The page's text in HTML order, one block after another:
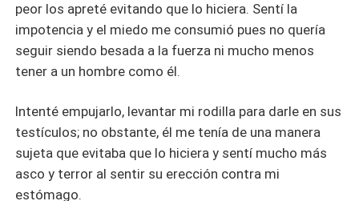
peor los apreté evitando que lo hiciera. Sentí la
impotencia y el miedo me consumió pues no quería
seguir siendo besada a la fuerza ni mucho menos
tener a un hombre como él.
Intenté empujarlo, levantar mi rodilla para darle en sus
testículos; no obstante, él me tenía de una manera
sujeta que evitaba que lo hiciera y sentí mucho más
asco y terror al sentir su erección contra mi
estómago.